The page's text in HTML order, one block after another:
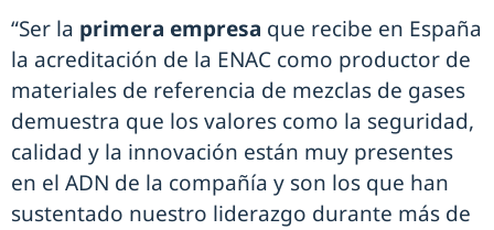
“Ser la primera empresa que recibe en España
la acreditación de la ENAC como productor de
materiales de referencia de mezclas de gases
demuestra que los valores como la seguridad,
calidad y la innovación están muy presentes
en el ADN de la compañía y son los que han
sustentado nuestro liderazgo durante más de